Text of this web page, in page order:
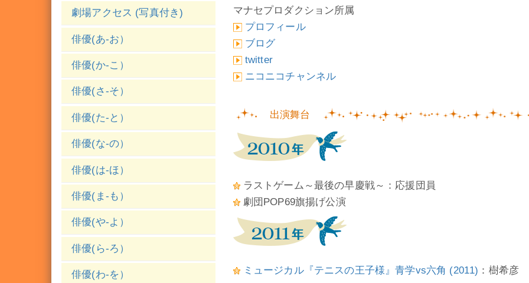
マナセプロダクション所属
プロフィール
ブログ
twitter
ニコニコチャンネル
出演舞台
ラストゲーム～最後の早慶戦～：応援団員
劇団POP69旗揚げ公演
ミュージカル『テニスの王子様』青学vs六角 (2011) ：樹希彦
劇場アクセス (写真付き)
俳優(あ-お）
俳優(か-こ）
俳優(さ-そ）
俳優(た-と）
俳優(な-の）
俳優(は-ほ）
俳優(ま-も）
俳優(や-よ）
俳優(ら-ろ）
俳優(わ-を）